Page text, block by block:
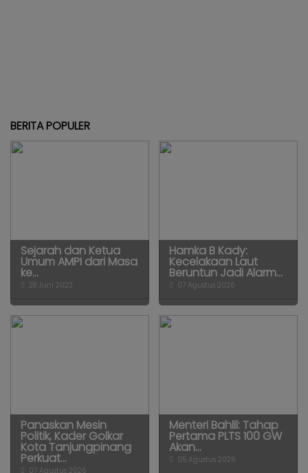
BERITA POPULER
Sejarah dan Ketua
Umum AMPI dari Masa
ke...
28 Juni 2023
Hamka B Kady:
Kecelakaan Laut
Beruntun Jadi Alarm...
07 Agustus 2026
Panaskan Mesin
Politik, Kader Golkar
Kota Tanjungpinang
Perkuat...
07 Agustus 2026
Menteri Bahlil: Tahap
Pertama PLTS 100 GW
Akan...
05 Agustus 2026